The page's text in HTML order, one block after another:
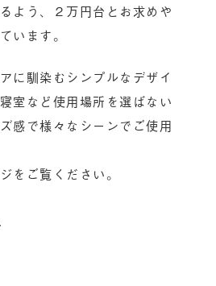
よう、２万円台とお求めや
います。
に馴染むシンプルなデザイ
室など使用場所を選ばない
感で様々なシーンでご使用
をご覧ください。